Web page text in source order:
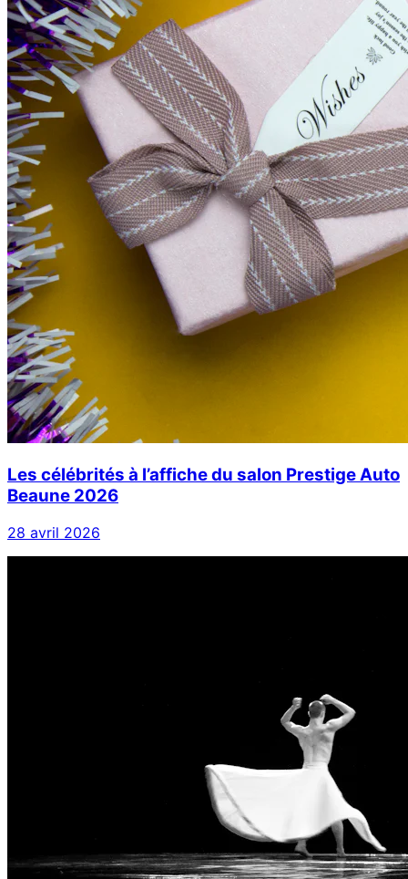
Les célébrités à l’affiche du salon Prestige Auto
Beaune 2026
28 avril 2026